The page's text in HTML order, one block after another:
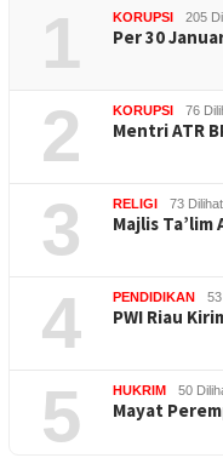
1 KORUPSI 205
Per 30
2 KORUPSI 76
Mentri ATR
3 RELIGI 73 Dilihat
Majlis
4 PENDIDIKAN
PWI Riau
5 HUKRIM 50
Mayat